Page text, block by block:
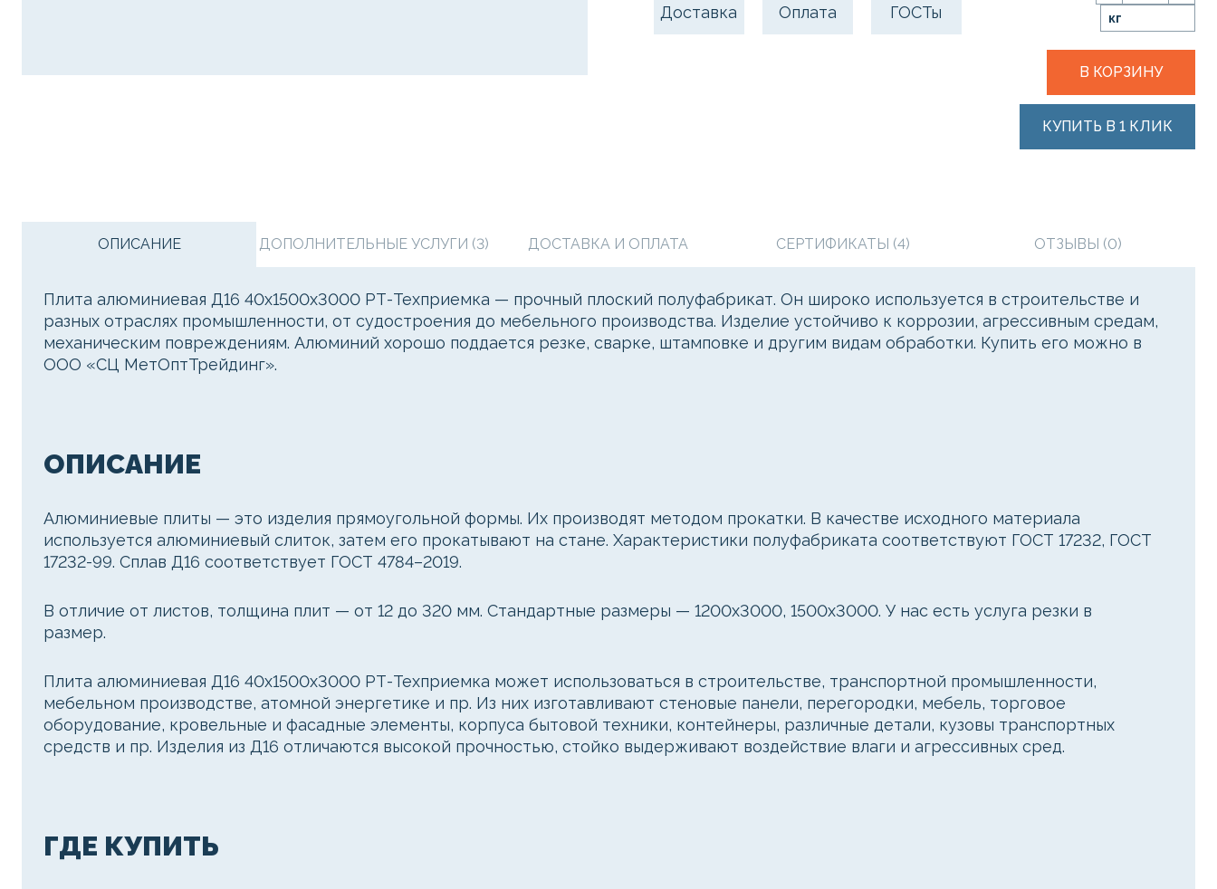
Доставка Оплата ГОСТы кг
В КОРЗИНУ
КУПИТЬ В 1 КЛИК
ОПИСАНИЕ ДОПОЛНИТЕЛЬНЫЕ УСЛУГИ (3) ДОСТАВКА И ОПЛАТА СЕРТИФИКАТЫ (4) ОТЗЫВЫ (0)
Плита алюминиевая Д16 40х1500х3000 РТ-Техприемка — прочный плоский полуфабрикат. Он широко используется в строительстве и
разных отраслях промышленности, от судостроения до мебельного производства. Изделие устойчиво к коррозии, агрессивным средам,
механическим повреждениям. Алюминий хорошо поддается резке, сварке, штамповке и другим видам обработки. Купить его можно в
ООО «СЦ МетОптТрейдинг».
ОПИСАНИЕ
Алюминиевые плиты — это изделия прямоугольной формы. Их производят методом прокатки. В качестве исходного материала
используется алюминиевый слиток, затем его прокатывают на стане. Характеристики полуфабриката соответствуют ГОСТ 17232, ГОСТ
17232-99. Сплав Д16 соответствует ГОСТ 4784–2019.
В отличие от листов, толщина плит — от 12 до 320 мм. Стандартные размеры — 1200x3000, 1500x3000. У нас есть услуга резки в
размер.
Плита алюминиевая Д16 40х1500х3000 РТ-Техприемка может использоваться в строительстве, транспортной промышленности,
мебельном производстве, атомной энергетике и пр. Из них изготавливают стеновые панели, перегородки, мебель, торговое
оборудование, кровельные и фасадные элементы, корпуса бытовой техники, контейнеры, различные детали, кузовы транспортных
средств и пр. Изделия из Д16 отличаются высокой прочностью, стойко выдерживают воздействие влаги и агрессивных сред.
ГДЕ КУПИТЬ